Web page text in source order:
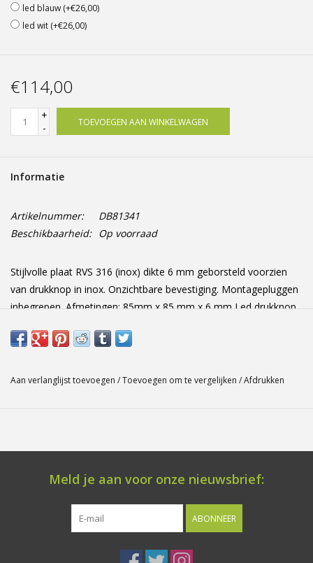
led blauw (+€26,00)
led wit (+€26,00)
€114,00
+
-
TOEVOEGEN AAN WINKELWAGEN
Informatie
Artikelnummer:
DB81341
Beschikbaarheid: Op voorraad
Stijlvolle plaat RVS 316 (inox) dikte 6 mm geborsteld voorzien
van drukknop in inox. Onzichtbare bevestiging. Montagepluggen
inbegrepen. Afmetingen: 85mm x 85 mm x 6 mm Led drukknop
aansluiting: 12V DC
Aan verlanglijst toevoegen /Toevoegen om te vergelijken /Afdrukken
Meld je aan voor onze nieuwsbrief:
ABONNEER